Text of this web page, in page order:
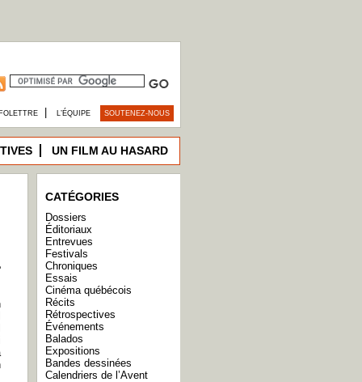
L’ÉQUIPE SOUTENEZ-NOUS
UN FILM AU HASARD
CATÉGORIES
Dossiers
Éditoriaux
Entrevues
Festivals
Chroniques
Essais
Cinéma québécois
Récits
Rétrospectives
Événements
Balados
Expositions
Bandes dessinées
Calendriers de l’Avent